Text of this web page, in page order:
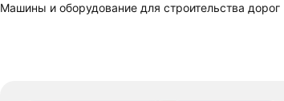
Машины и оборудование для строительства дорог